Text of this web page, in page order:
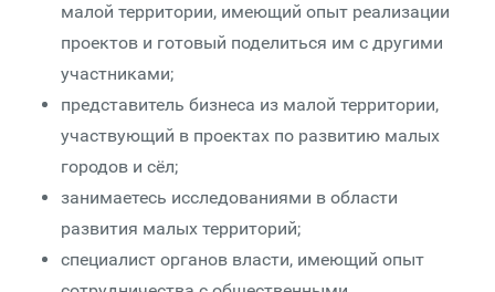
малой территории, имеющий опыт реализации
проектов и готовый поделиться им с другими
участниками;
представитель бизнеса из малой территории,
участвующий в проектах по развитию малых
городов и сёл;
занимаетесь исследованиями в области
развития малых территорий;
специалист органов власти, имеющий опыт